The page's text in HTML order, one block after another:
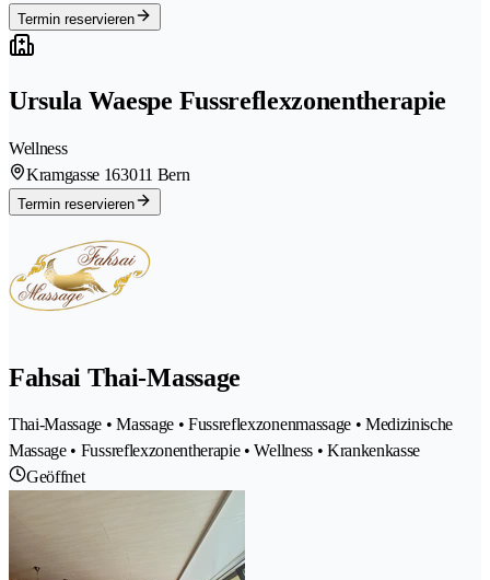
Termin reservieren
Ursula Waespe Fussreflexzonentherapie
Wellness
Kramgasse 163011 Bern
Termin reservieren
Fahsai Thai-Massage
Thai-Massage • Massage • Fussreflexzonenmassage • Medizinische
Massage • Fussreflexzonentherapie • Wellness • Krankenkasse
Geöffnet